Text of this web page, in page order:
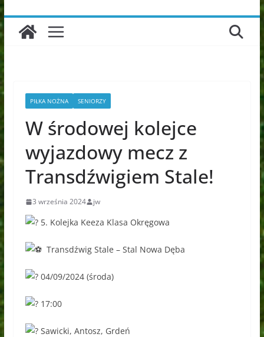
PIŁKA NOŻNA SENIORZY
W środowej kolejce
wyjazdowy mecz z
Transdźwigiem Stale!
3 września 2024 jw
5. Kolejka Keeza Klasa Okręgowa
Transdźwig Stale – Stal Nowa Dęba
04/09/2024 (środa)
17:00
Sawicki, Antosz, Grdeń